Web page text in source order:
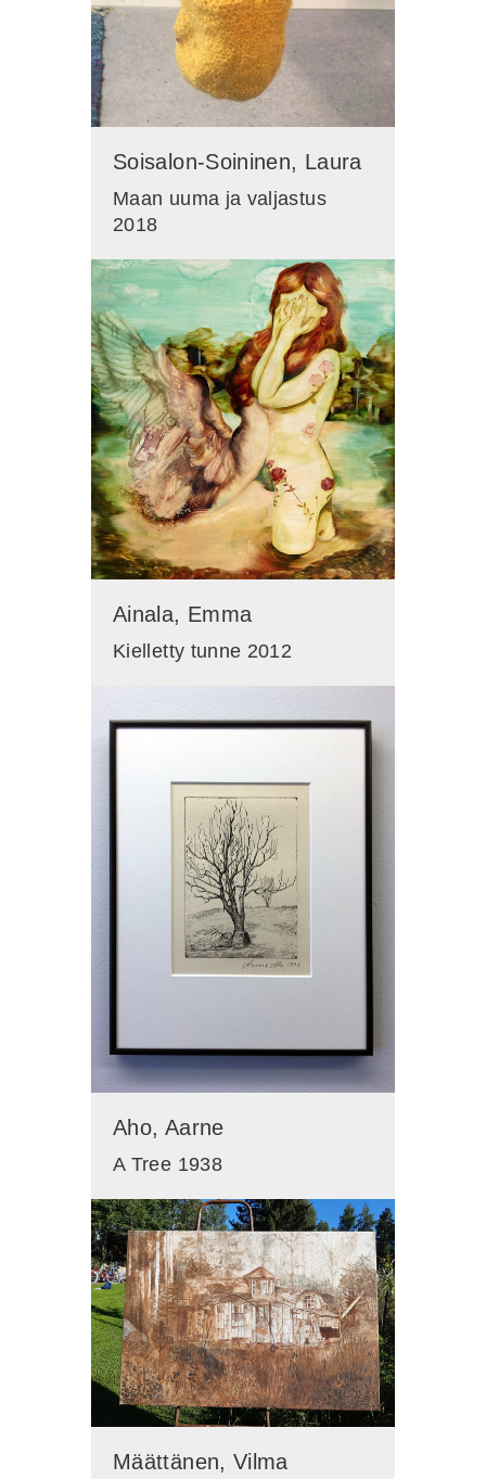
Soisalon-Soininen, Laura
Maan uuma ja valjastus
2018
Ainala, Emma
Kielletty tunne 2012
Aho, Aarne
A Tree 1938
Määttänen, Vilma